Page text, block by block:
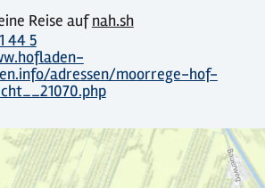
Reise aufnah.sh
44 5
adressen/moorrege-hof-